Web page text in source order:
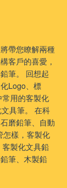
帶您瞭解兩種
客戶的喜愛，
筆。 回想起
Logo、標
用的客製化
具筆。 在科
磨鉛筆、自動
怎樣，客製化
製化文具鉛
筆、木製鉛